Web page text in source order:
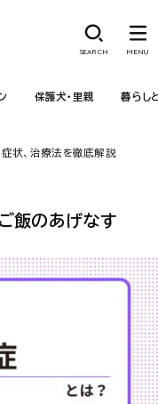
保護犬・里親 暮らし
SEARCH MENU
状、治療法を徹底解説
飯のあげなす